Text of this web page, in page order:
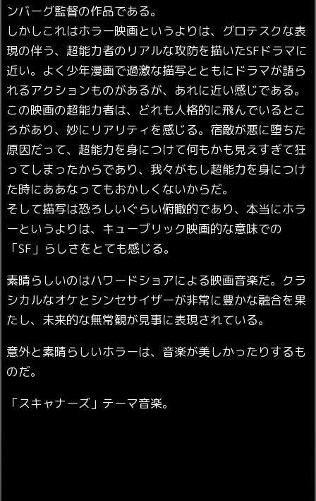
ンバーグ監督の作品である。
しかしこれはホラー映画というよりは、グロテスクな表
現の伴う、超能力者のリアルな攻防を描いたSFドラマに
近い。よく少年漫画で過激な描写とともにドラマが語ら
れるアクションものがあるが、あれに近い感じである。
この映画の超能力者は、どれも人格的に飛んでいるとこ
ろがあり、妙にリアリティを感じる。宿敵が悪に堕ちた
原因だって、超能力を身につけて何もかも見えすぎて狂
ってしまったからであり、我々がもし超能力を身につけ
た時にああなってもおかしくないからだ。
そして描写は恐ろしいぐらい俯瞰的であり、本当にホラ
ーというよりは、キューブリック映画的な意味での
「SF」らしさをとても感じる。
素晴らしいのはハワードショアによる映画音楽だ。クラ
シカルなオケとシンセサイザーが非常に豊かな融合を果
たし、未来的な無常観が見事に表現されている。
意外と素晴らしいホラーは、音楽が美しかったりするも
のだ。
「スキャナーズ」テーマ音楽。